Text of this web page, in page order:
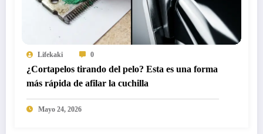
Lifekaki 0
¿Cortapelos tirando del pelo? Esta es una forma
más rápida de afilar la cuchilla
Mayo 24, 2026